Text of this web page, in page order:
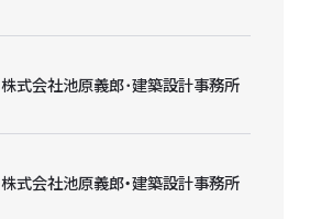
株式会社池原義郎･建築設計事務所
株式会社池原義郎・建築設計事務所